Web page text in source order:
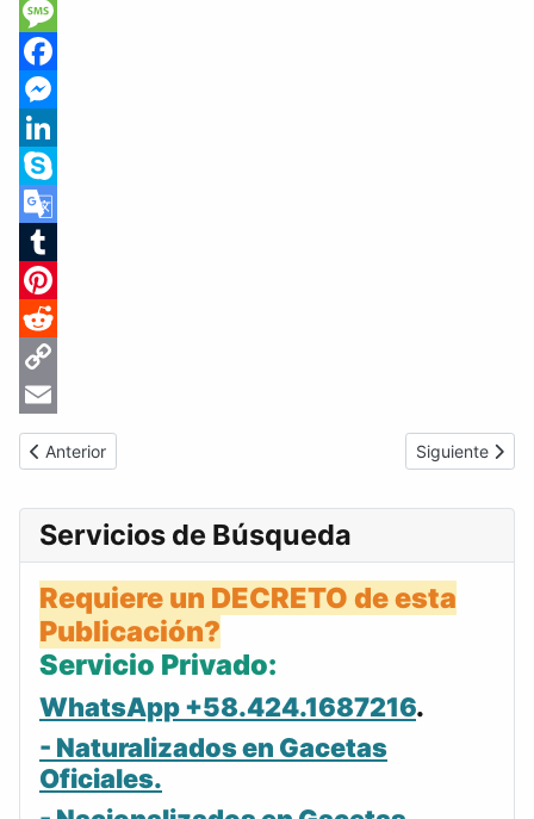
Telegram
Message
Facebook
Messenger
LinkedIn
Skype
Google
Translate
Tumblr
Pinterest
Reddit
Copy
Link
Email
Artículo anterior: Gaceta Oficial de Venezuela #23432 del
Anterior Artículo
Siguiente
Servicios de Búsqueda
Requiere un DECRETO de esta
Publicación?
Servicio Privado:
WhatsApp +58.424.1687216.
- Naturalizados en Gacetas
Oficiales.